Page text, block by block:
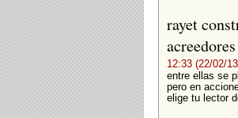
rayet
acreedores
12:33 (22/02/
entre ellas se
pero en
elige tu lector